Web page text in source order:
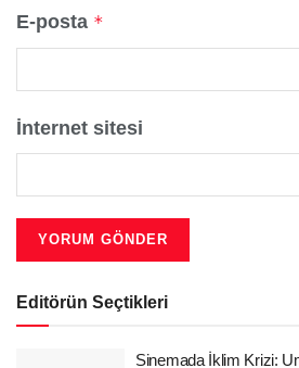
E-posta *
İnternet sitesi
Editörün Seçtikleri
Sinemada İklim Krizi: